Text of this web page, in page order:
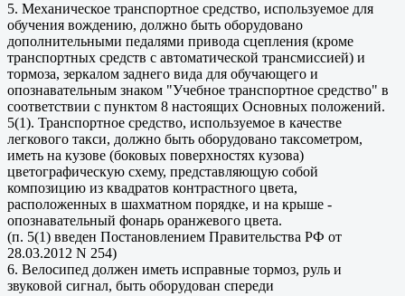
5. Механическое транспортное средство, используемое для
обучения вождению, должно быть оборудовано
дополнительными педалями привода сцепления (кроме
транспортных средств с автоматической трансмиссией) и
тормоза, зеркалом заднего вида для обучающего и
опознавательным знаком "Учебное транспортное средство" в
соответствии с пунктом 8 настоящих Основных положений.
5(1). Транспортное средство, используемое в качестве
легкового такси, должно быть оборудовано таксометром,
иметь на кузове (боковых поверхностях кузова)
цветографическую схему, представляющую собой
композицию из квадратов контрастного цвета,
расположенных в шахматном порядке, и на крыше -
опознавательный фонарь оранжевого цвета.
(п. 5(1) введен Постановлением Правительства РФ от
28.03.2012 N 254)
6. Велосипед должен иметь исправные тормоз, руль и
звуковой сигнал, быть оборудован спереди